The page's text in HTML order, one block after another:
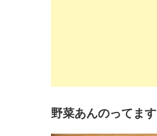
野菜あんのってます